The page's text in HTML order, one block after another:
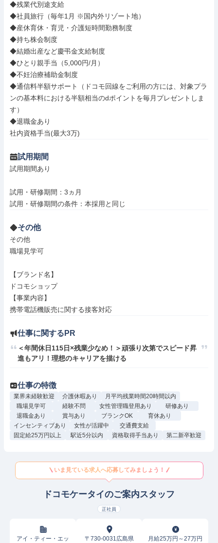
◆残業代別途支給
◆社員旅行（毎年1月 ※国内外リゾート地）
◆産休育休・育児・介護短時間勤務制度
◆持ち株会制度
◆結婚出産など慶弔金支給制度
◆ひとり親手当（5,000円/月）
◆不妊治療補助金制度
◆通信料半額サポート（ドコモ回線をご利用の方には、対象プラ
ンの基本料における半額相当のdポイントを毎月プレゼントしま
す）
◆退職金あり
社内資格手当(最大3万)
試用期間
試用期間あり
試用・研修期間：3ヵ月
その他
その他
職場見学可
【ブランド名】
ドコモショップ
【事業内容】
携帯電話機販売に関する接客対応
仕事に関するPR
＜年間休日115日×残業少なめ！＞頑張り次第でスピード昇
進もアリ！理想のキャリアを描ける
仕事の特徴
業界未経験歓迎 介護休暇あり
月平均残業時間20時間以内
職場見学可
経験不問 女性管理職登用あり
研修あり
退職金あり
賞与あり ブランクOK
育休あり
インセンティブあり
女性が活躍中
交通費支給
固定給25万円以上
駅近5分以内 資格取得手当あり 第二新卒歓迎
いま見ている求人へ応募してみましょう！
ドコモケータイのご案内スタッフ
正社員
アイ・ティー・エッ
〒730-0031広島県
月給25万円～27万円